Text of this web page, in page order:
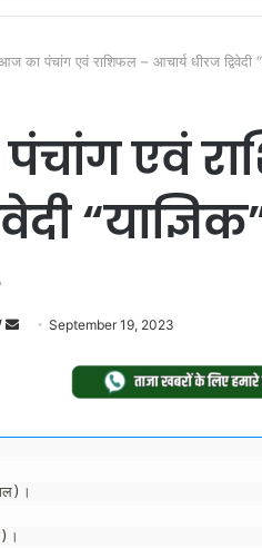
का पंचांग एवं राशिफल – आचार्य धीरज द्विवेदी
एवं
Follow
SendSeptember 19, 2023